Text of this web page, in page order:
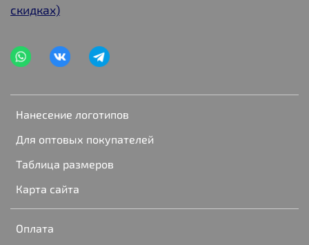
Нанесение логотипов
Для оптовых покупателей
Таблица размеров
Карта сайта
Оплата
скидках)